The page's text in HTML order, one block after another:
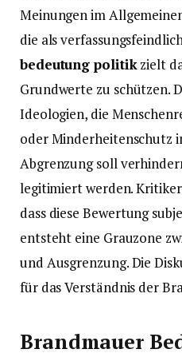
Meinungen im
die als
bedeutung politikzielt
Grundwerte zu schützen.
Ideologien, die
oder Minderheitenschutz
Abgrenzung soll
legitimiert werden.
dass diese Bewertung
entsteht eine Grauzone
und Ausgrenzung. Die
für das Verständnis der
Brandmauer